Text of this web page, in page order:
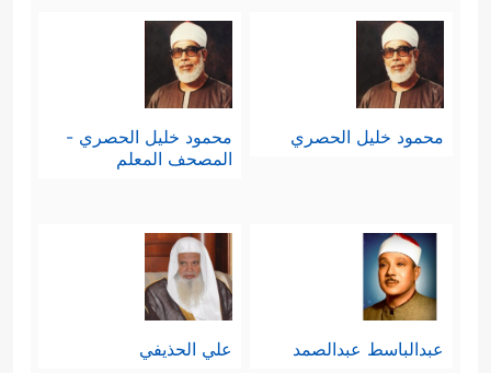
محمود خليل الحصري
محمود خليل الحصري -
المصحف المعلم
عبدالباسط عبدالصمد علي الحذيفي